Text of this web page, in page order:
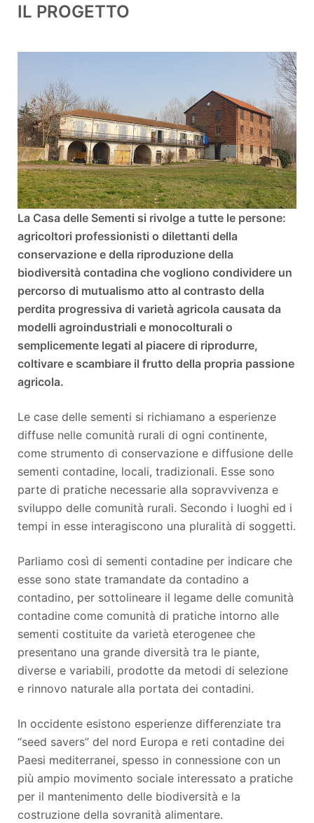
IL PROGETTO
La Casa delle Sementi si rivolge a tutte le persone:
agricoltori professionisti o dilettanti della
conservazione e della riproduzione della
biodiversità contadina che vogliono condividere un
percorso di mutualismo atto al contrasto della
perdita progressiva di varietà agricola causata da
modelli agroindustriali e monocolturali o
semplicemente legati al piacere di riprodurre,
coltivare e scambiare il frutto della propria passione
agricola.
Le case delle sementi si richiamano a esperienze
diffuse nelle comunità rurali di ogni continente,
come strumento di conservazione e diffusione delle
sementi contadine, locali, tradizionali. Esse sono
parte di pratiche necessarie alla sopravvivenza e
sviluppo delle comunità rurali. Secondo i luoghi ed i
tempi in esse interagiscono una pluralità di soggetti.
Parliamo così di sementi contadine per indicare che
esse sono state tramandate da contadino a
contadino, per sottolineare il legame delle comunità
contadine come comunità di pratiche intorno alle
sementi costituite da varietà eterogenee che
presentano una grande diversità tra le piante,
diverse e variabili, prodotte da metodi di selezione
e rinnovo naturale alla portata dei contadini.
In occidente esistono esperienze differenziate tra
“seed savers” del nord Europa e reti contadine dei
Paesi mediterranei, spesso in connessione con un
più ampio movimento sociale interessato a pratiche
per il mantenimento delle biodiversità e la
costruzione della sovranità alimentare.